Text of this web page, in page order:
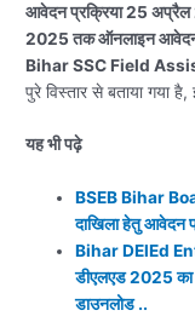
आवेदन प्रक्रिया 25
2025 तक ऑनलाइन
Bihar SSC Field
पुरे विस्तार से बताया गया
यह भी पढ़े
BSEB Bihar
दाखिला हेतु आवेदन
Bihar DElEd
डीएलएड 2025 का
डाउनलोड ..